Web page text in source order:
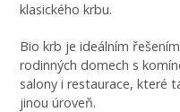
klasického krbu.
Bio krb je ideálním
rodinných domech s
salony i restaurace, které
jinou úroveň.